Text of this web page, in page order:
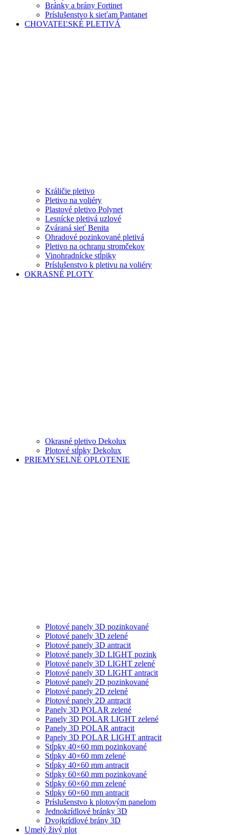
Bránky a brány Fortinet
Príslušenstvo k sieťam Pantanet
CHOVATEĽSKÉ PLETIVÁ
Králičie pletivo
Pletivo na voliéry
Plastové pletivo Polynet
Lesnícke pletivá uzlové
Zváraná sieť Benita
Ohradové pozinkované pletivá
Pletivo na ochranu stromčekov
Vinohradnícke stĺpiky
Príslušenstvo k pletivu na voliéry
OKRASNÉ PLOTY
Okrasné pletivo Dekolux
Plotové stĺpky Dekolux
PRIEMYSELNÉ OPLOTENIE
Plotové panely 3D pozinkované
Plotové panely 3D zelené
Plotové panely 3D antracit
Plotové panely 3D LIGHT pozink
Plotové panely 3D LIGHT zelené
Plotové panely 3D LIGHT antracit
Plotové panely 2D pozinkované
Plotové panely 2D zelené
Plotové panely 2D antracit
Panely 3D POLAR zelené
Panely 3D POLAR LIGHT zelené
Panely 3D POLAR antracit
Panely 3D POLAR LIGHT antracit
Stĺpky 40×60 mm pozinkované
Stĺpky 40×60 mm zelené
Stĺpky 40×60 mm antracit
Stĺpky 60×60 mm pozinkované
Stĺpky 60×60 mm zelené
Stĺpky 60×60 mm antracit
Príslušenstvo k plotovým panelom
Jednokrídlové bránky 3D
Dvojkrídlové brány 3D
Umelý živý plot